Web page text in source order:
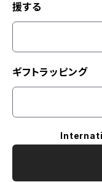
援する
ギフトラッピング